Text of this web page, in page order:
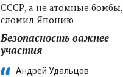
СССР, а не атомные бомбы,
сломил Японию
Безопасность важнее
участия
Андрей Удальцов